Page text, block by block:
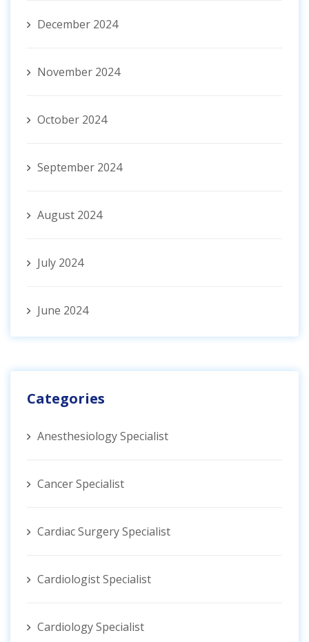
December 2024
November 2024
October 2024
September 2024
August 2024
July 2024
June 2024
Categories
Anesthesiology Specialist
Cancer Specialist
Cardiac Surgery Specialist
Cardiologist Specialist
Cardiology Specialist